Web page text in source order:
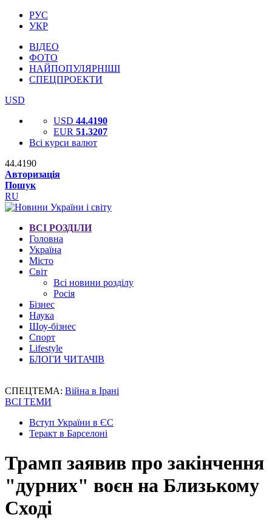
РУС
УКР
ВІДЕО
ФОТО
НАЙПОПУЛЯРНІШІ
СПЕЦПРОЕКТИ
USD
USD 44.4190
EUR 51.3207
Всі курси валют
44.4190
Авторизація
Пошук
RU
ВСІ РОЗДІЛИ
Головна
Україна
Місто
Світ
Всі новини розділу
Росія
Бізнес
Наука
Шоу-бізнес
Спорт
Lifestyle
БЛОГИ ЧИТАЧІВ
СПЕЦТЕМА: Війна в Ірані
ВСІ ТЕМИ
Вступ України в ЄС
Теракт в Барселоні
Трамп заявив про закінчення
"дурних" воєн на Близькому
Сході